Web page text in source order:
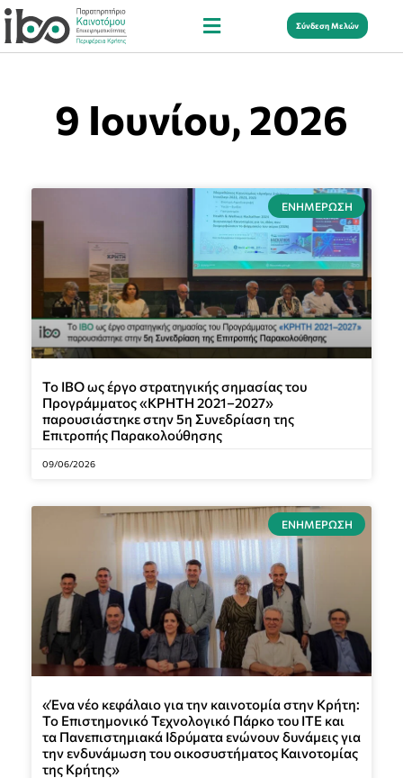
Σύνδεση Μελών
9 Ιουνίου, 2026
ΕΝΗΜΈΡΩΣΗ
Το ΙΒΟ ως έργο στρατηγικής σημασίας του
Προγράμματος «ΚΡΗΤΗ 2021–2027»
παρουσιάστηκε στην 5η Συνεδρίαση της
Επιτροπής Παρακολούθησης
09/06/2026
ΕΝΗΜΈΡΩΣΗ
«Ένα νέο κεφάλαιο για την καινοτομία στην Κρήτη:
Το Επιστημονικό Τεχνολογικό Πάρκο του ΙΤΕ και
τα Πανεπιστημιακά Ιδρύματα ενώνουν δυνάμεις για
την ενδυνάμωση του οικοσυστήματος Καινοτομίας
της Κρήτης»